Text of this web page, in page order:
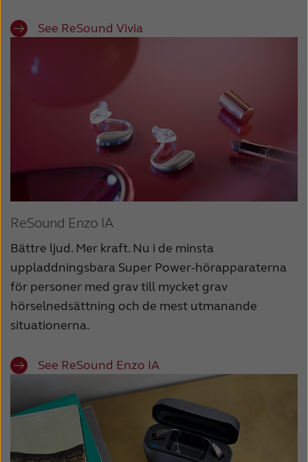
See ReSound Vivia
ReSound Enzo IA
Bättre ljud. Mer kraft. Nu i de minsta
uppladdningsbara Super Power-hörapparaterna
för personer med grav till mycket grav
hörselnedsättning och de mest utmanande
situationerna.
See ReSound Enzo IA